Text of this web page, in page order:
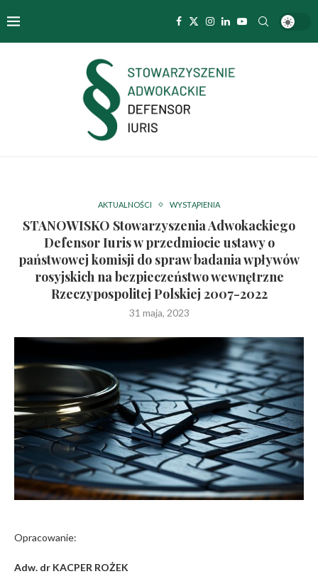
AKTUALNOŚCI WYSTĄPIENIA
STANOWISKO Stowarzyszenia Adwokackiego
Defensor Iuris w przedmiocie ustawy o
państwowej komisji do spraw badania wpływów
rosyjskich na bezpieczeństwo wewnętrzne
Rzeczypospolitej Polskiej 2007-2022
31 maja, 2023
Opracowanie:
Adw. dr KACPER ROŻEK